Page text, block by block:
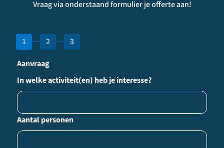
Vraag via onderstaand formulier je offerte aan!
1 2
3
Aanvraag
In welke activiteit(en) heb je interesse?
Aantal personen